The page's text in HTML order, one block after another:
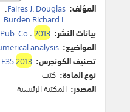
المؤلف: Faires J. Douglas
.
Burden Richard L
.
بيانات النشر:
Co ،2013
المواضيع: analysis
تصنيف الكونجرس: 2013
نوع المادة: كتب
المصدر: المكتبة الرئيسية